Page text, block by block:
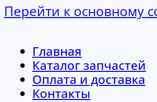
Перейти к основному
Главная
Каталог запчастей
Оплата и доставка
Контакты